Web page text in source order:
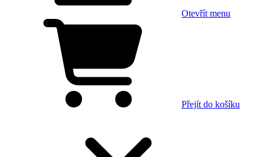
Otevřít menu
Přejít do košíku